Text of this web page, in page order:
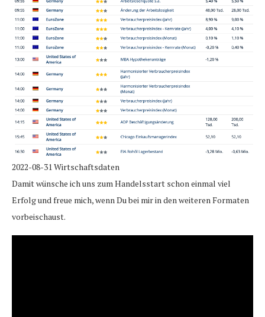
2022-08-31 Wirtschaftsdaten
Damit wünsche ich uns zum Handelsstart schon einmal viel
Erfolg und freue mich, wenn Du bei mir in den weiteren Formaten
vorbeischaust.